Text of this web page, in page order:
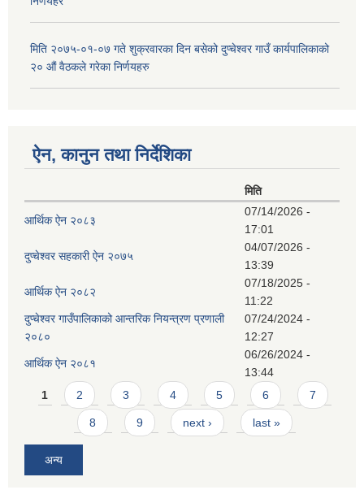
मिति २०७५-०१-०७ गते शुक्रवारका दिन बसेको दुप्चेश्वर गाउँ कार्यपालिकाको
२० औं वैठकले गरेका निर्णयहरु
ऐन, कानुन तथा निर्देशिका
मिति
आर्थिक ऐन २०८३
07/14/2026 -
17:01
दुप्चेश्वर सहकारी ऐन २०७५
04/07/2026 -
13:39
आर्थिक ऐन २०८२
07/18/2025 -
11:22
दुप्चेश्वर गाउँपालिकाको आन्तरिक नियन्त्रण प्रणाली
२०८०
07/24/2024 -
12:27
आर्थिक ऐन २०८१
06/26/2024 -
13:44
Pages
1 2 3 4 5 6 7
8 9 next › last »
अन्य